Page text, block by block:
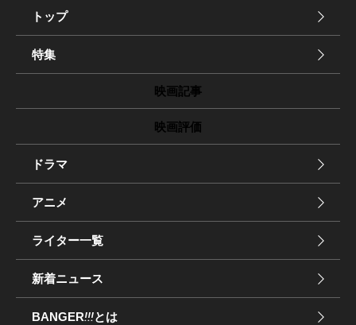
トップ
特集
映画記事
映画評価
ドラマ
アニメ
ライター一覧
新着ニュース
BANGER!!!とは